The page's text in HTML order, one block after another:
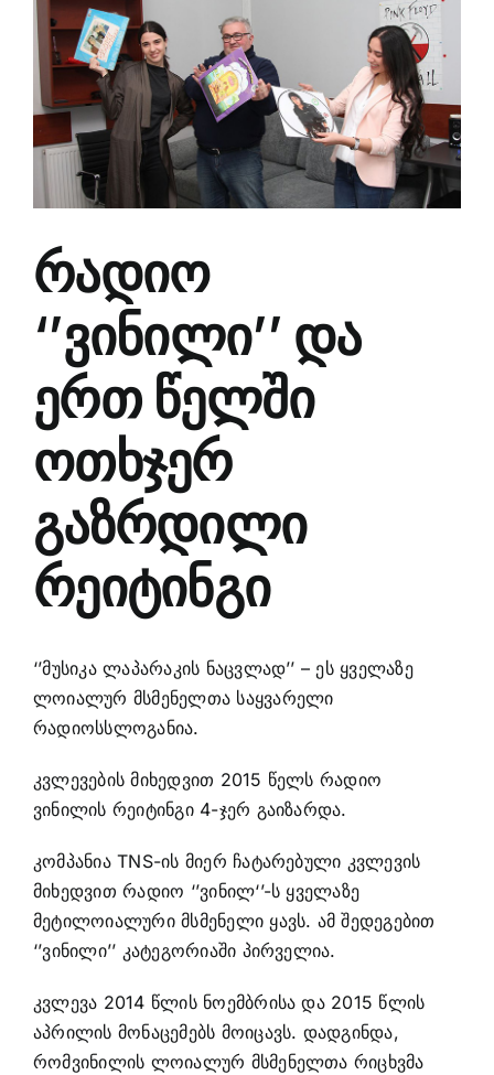
Larger
Image
რადიო
‘’ვინილი’’ და
ერთ წელში
ოთხჯერ
გაზრდილი
რეიტინგი
‘’მუსიკა ლაპარაკის ნაცვლად’’ – ეს ყველაზე
ლოიალურ მსმენელთა საყვარელი
რადიოსსლოგანია.
კვლევების მიხედვით 2015 წელს რადიო
ვინილის რეიტინგი 4-ჯერ გაიზარდა.
კომპანია TNS-ის მიერ ჩატარებული კვლევის
მიხედვით რადიო ‘’ვინილ‘’-ს ყველაზე
მეტილოიალური მსმენელი ყავს. ამ შედეგებით
‘’ვინილი’’ კატეგორიაში პირველია.
კვლევა 2014 წლის ნოემბრისა და 2015 წლის
აპრილის მონაცემებს მოიცავს. დადგინდა,
რომვინილის ლოიალურ მსმენელთა რიცხვმა